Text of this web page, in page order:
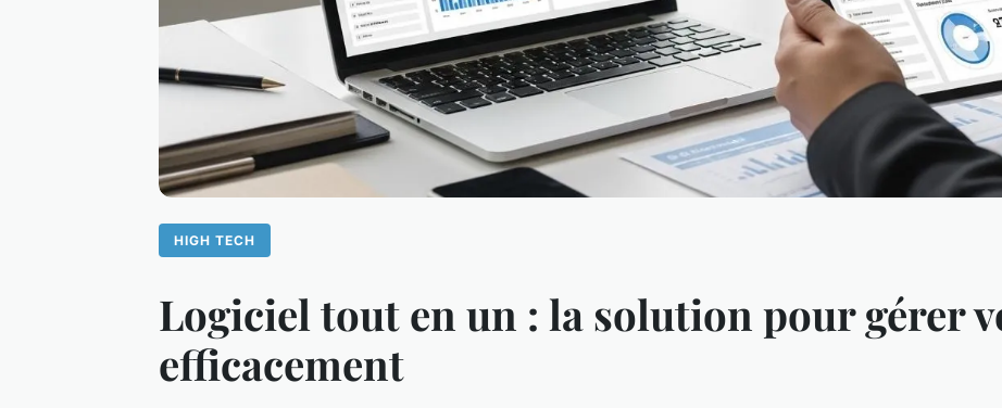
HIGH TECH
Logiciel tout en un : la solution pour gérer
efficacement